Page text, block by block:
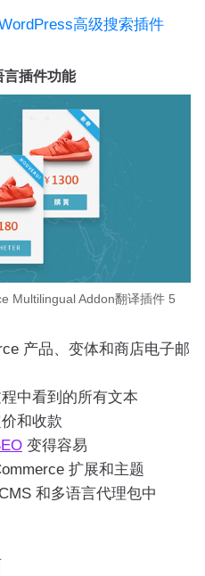
高级搜索插件
插件功能
Multilingual Addon翻译插件 5
产品、变体和商店电子邮
中看到的所有文本
和收款
变得容易
扩展和主题
和多语言代理包中